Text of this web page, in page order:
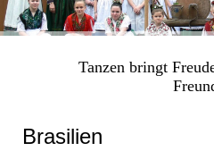
Tanzen bringt
Brasilien